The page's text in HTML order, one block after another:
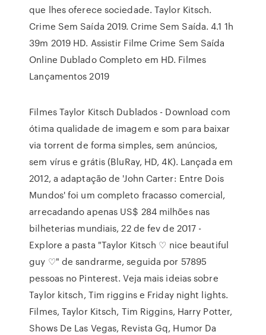
que lhes oferece sociedade. Taylor Kitsch.
Crime Sem Saída 2019. Crime Sem Saída. 4.1 1h
39m 2019 HD. Assistir Filme Crime Sem Saída
Online Dublado Completo em HD. Filmes
Lançamentos 2019
Filmes Taylor Kitsch Dublados - Download com
ótima qualidade de imagem e som para baixar
via torrent de forma simples, sem anúncios,
sem vírus e grátis (BluRay, HD, 4K). Lançada em
2012, a adaptação de 'John Carter: Entre Dois
Mundos' foi um completo fracasso comercial,
arrecadando apenas US$ 284 milhões nas
bilheterias mundiais, 22 de fev de 2017 -
Explore a pasta "Taylor Kitsch ♡ nice beautiful
guy ♡" de sandrarme, seguida por 57895
pessoas no Pinterest. Veja mais ideias sobre
Taylor kitsch, Tim riggins e Friday night lights.
Filmes, Taylor Kitsch, Tim Riggins, Harry Potter,
Shows De Las Vegas, Revista Gq, Humor Da